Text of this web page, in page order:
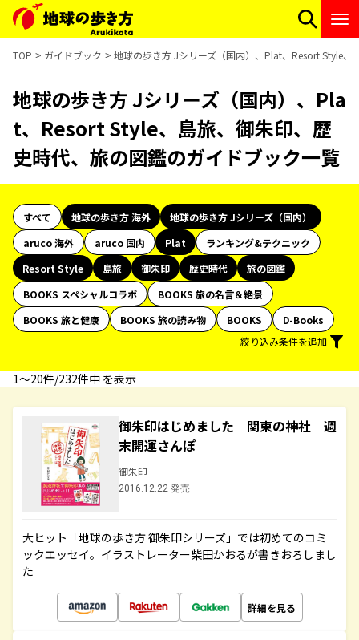
TOP ガイドブック 地球の歩き方 Jシリーズ（国内）、Plat、Resort Style
地球の歩き方 Jシリーズ（国内）、Pla
t、Resort Style、島旅、御朱印、歴
史時代、旅の図鑑のガイドブック一覧
すべて 地球の歩き方 海外
地球の歩き方 Jシリーズ（国内）
aruco 海外
aruco 国内 Plat
ランキング&テクニック
Resort Style
島旅 御朱印 歴史時代
旅の図鑑
BOOKS スペシャルコラボ
BOOKS 旅の名言＆絶景
BOOKS 旅と健康
BOOKS 旅の読み物 BOOKS
D-Books
絞り込み条件を追加
1〜20件/232件中 を表示
御朱印はじめました 関東の神社 週
末開運さんぽ
御朱印
2016.12.22 発売
大ヒット「地球の歩き方 御朱印シリーズ」では初めてのコミ
ックエッセイ。イラストレーター柴田かおるが書きおろしまし
た
詳細を見る